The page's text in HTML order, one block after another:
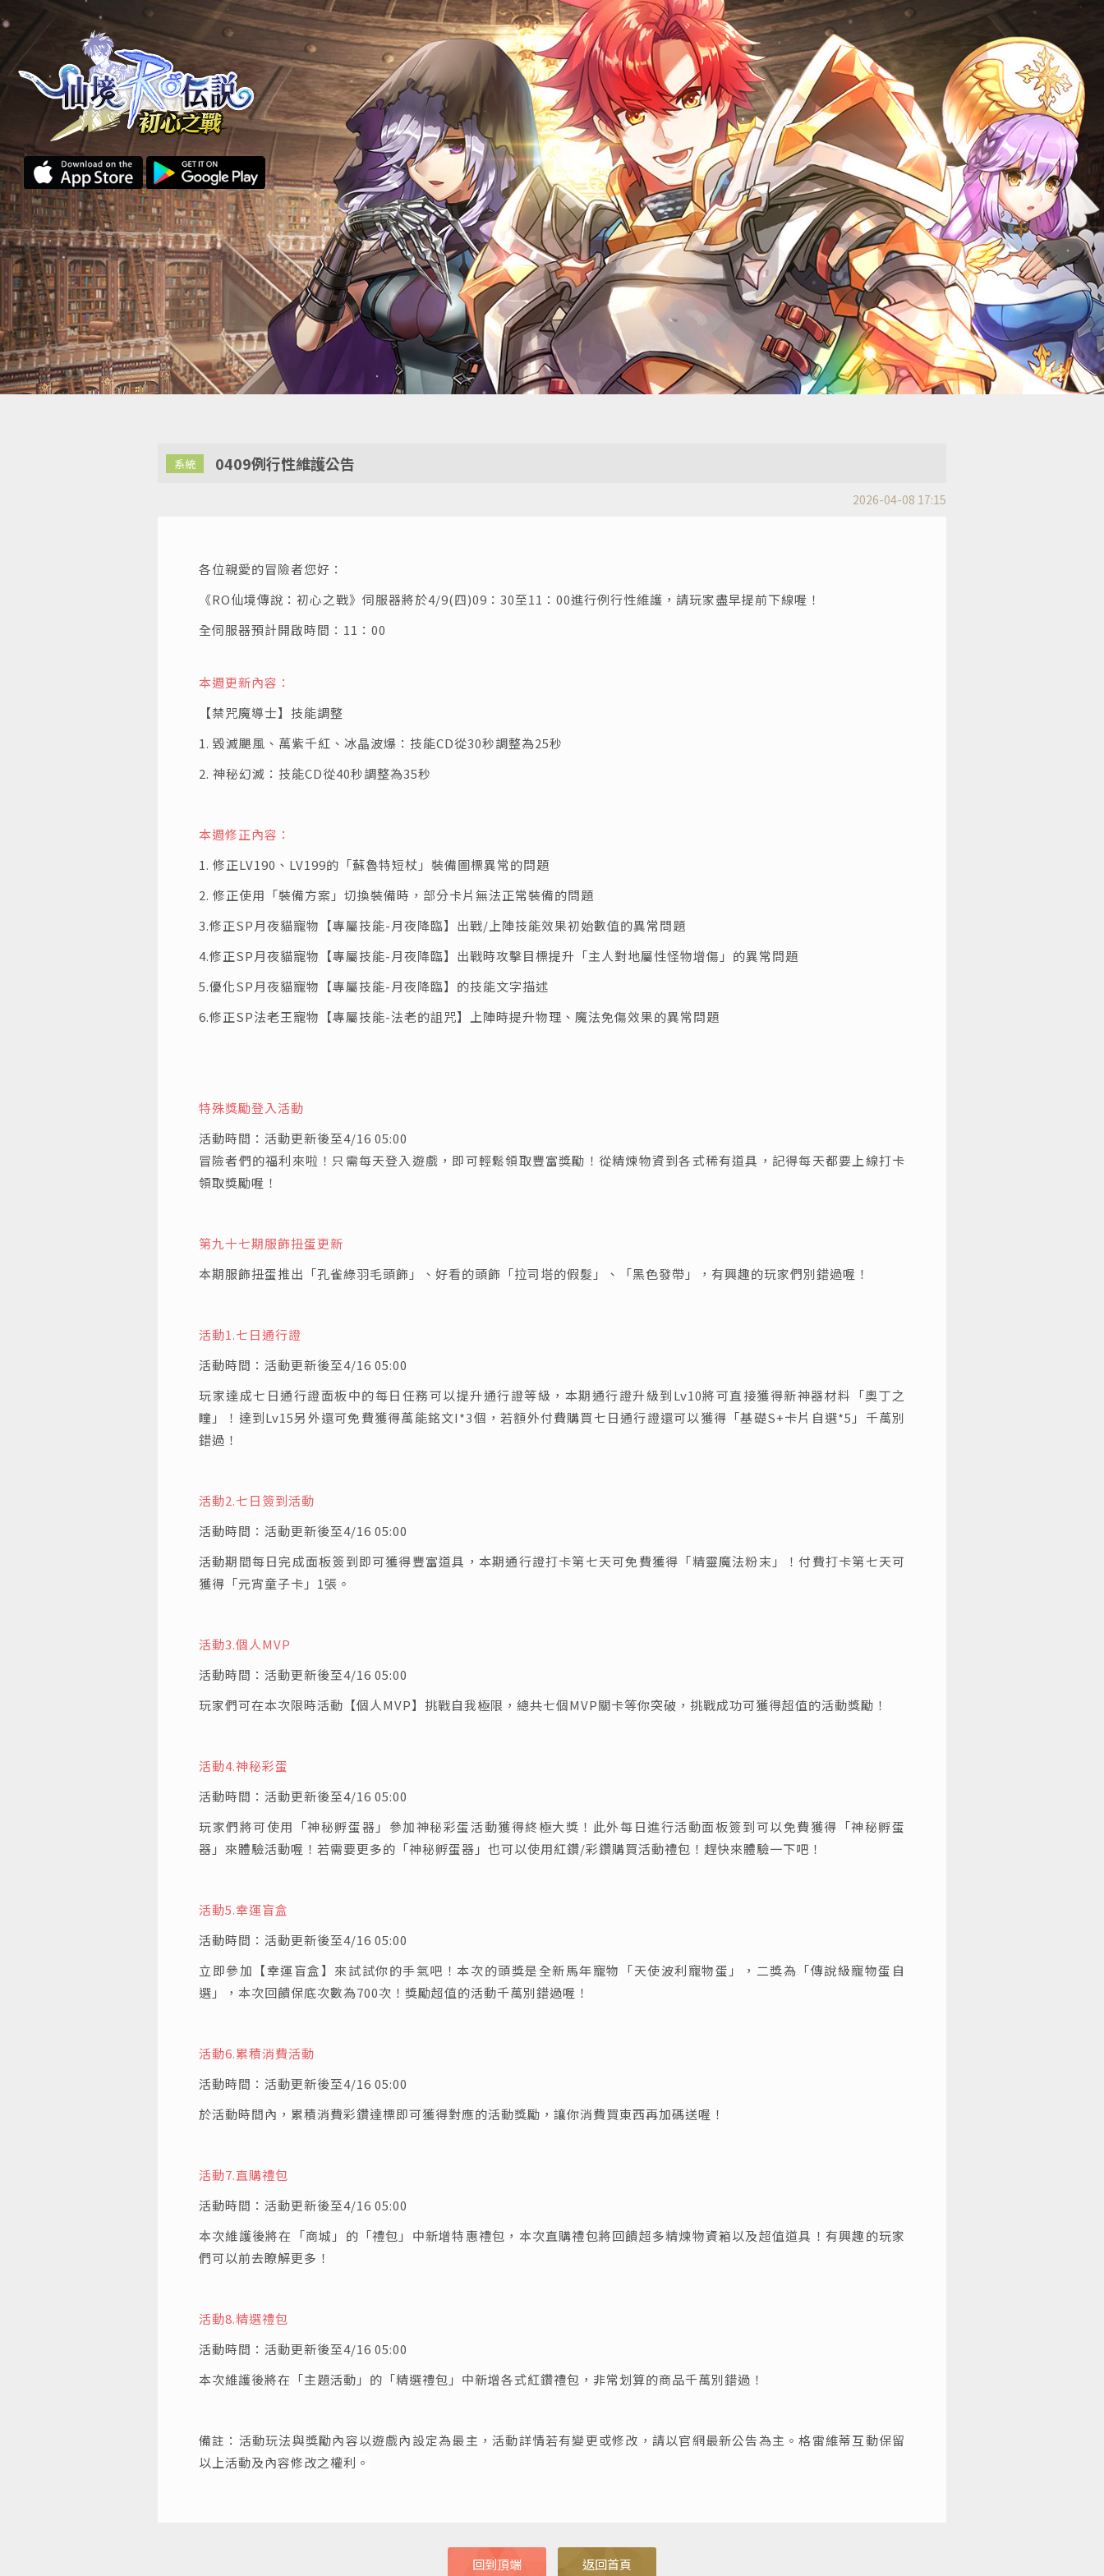
系統 0409例行性維護公告
2026-04-08 17:15
各位親愛的冒險者您好：
《RO仙境傳說：初心之戰》伺服器將於4/9(四)09：30至11：00進行例行性維護，請玩家盡早提前下線喔！
全伺服器預計開啟時間：11：00
本週更新內容：
【禁咒魔導士】技能調整
1. 毀滅颶風、萬紫千紅、冰晶波爆：技能CD從30秒調整為25秒
2. 神秘幻滅：技能CD從40秒調整為35秒
本週修正內容：
1. 修正LV190、LV199的「蘇魯特短杖」裝備圖標異常的問題
2. 修正使用「裝備方案」切換裝備時，部分卡片無法正常裝備的問題
3.修正SP月夜貓寵物【專屬技能-月夜降臨】出戰/上陣技能效果初始數值的異常問題
4.修正SP月夜貓寵物【專屬技能-月夜降臨】出戰時攻擊目標提升「主人對地屬性怪物增傷」的異常問題
5.優化SP月夜貓寵物【專屬技能-月夜降臨】的技能文字描述
6.修正SP法老王寵物【專屬技能-法老的詛咒】上陣時提升物理、魔法免傷效果的異常問題
特殊獎勵登入活動
活動時間：活動更新後至4/16 05:00
冒險者們的福利來啦！只需每天登入遊戲，即可輕鬆領取豐富獎勵！從精煉物資到各式稀有道具，記得每天都要上線打卡
領取獎勵喔！
第九十七期服飾扭蛋更新
本期服飾扭蛋推出「孔雀綠羽毛頭飾」、好看的頭飾「拉司塔的假髮」、「黑色發帶」，有興趣的玩家們別錯過喔！
活動1.七日通行證
活動時間：活動更新後至4/16 05:00
玩家達成七日通行證面板中的每日任務可以提升通行證等級，本期通行證升級到Lv10將可直接獲得新神器材料「奧丁之
瞳」！達到Lv15另外還可免費獲得萬能銘文I*3個，若額外付費購買七日通行證還可以獲得「基礎S+卡片自選*5」千萬別
錯過！
活動2.七日簽到活動
活動時間：活動更新後至4/16 05:00
活動期間每日完成面板簽到即可獲得豐富道具，本期通行證打卡第七天可免費獲得「精靈魔法粉末」！付費打卡第七天可
獲得「元宵童子卡」1張。
活動3.個人MVP
活動時間：活動更新後至4/16 05:00
玩家們可在本次限時活動【個人MVP】挑戰自我極限，總共七個MVP關卡等你突破，挑戰成功可獲得超值的活動獎勵！
活動4.神秘彩蛋
活動時間：活動更新後至4/16 05:00
玩家們將可使用「神秘孵蛋器」參加神秘彩蛋活動獲得終極大獎！此外每日進行活動面板簽到可以免費獲得「神秘孵蛋
器」來體驗活動喔！若需要更多的「神秘孵蛋器」也可以使用紅鑽/彩鑽購買活動禮包！趕快來體驗一下吧！
活動5.幸運盲盒
活動時間：活動更新後至4/16 05:00
立即參加【幸運盲盒】來試試你的手氣吧！本次的頭獎是全新馬年寵物「天使波利寵物蛋」，二獎為「傳說級寵物蛋自
選」，本次回饋保底次數為700次！獎勵超值的活動千萬別錯過喔！
活動6.累積消費活動
活動時間：活動更新後至4/16 05:00
於活動時間內，累積消費彩鑽達標即可獲得對應的活動獎勵，讓你消費買東西再加碼送喔！
活動7.直購禮包
活動時間：活動更新後至4/16 05:00
本次維護後將在「商城」的「禮包」中新增特惠禮包，本次直購禮包將回饋超多精煉物資箱以及超值道具！有興趣的玩家
們可以前去瞭解更多！
活動8.精選禮包
活動時間：活動更新後至4/16 05:00
本次維護後將在「主題活動」的「精選禮包」中新增各式紅鑽禮包，非常划算的商品千萬別錯過！
備註：活動玩法與獎勵內容以遊戲內設定為最主，活動詳情若有變更或修改，請以官網最新公告為主。格雷維蒂互動保留
以上活動及內容修改之權利。
回到頂端 返回首頁